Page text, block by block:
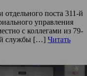
поста 311-й
управления
с коллегами из 79-
службы […] Читать